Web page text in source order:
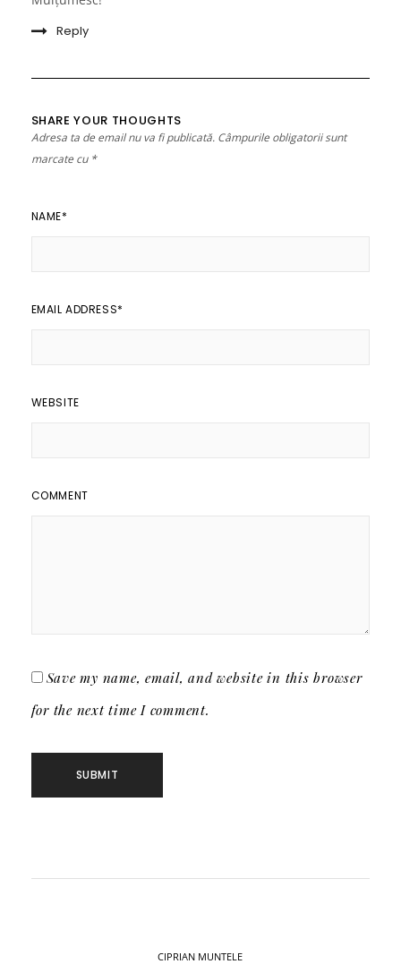
Reply
SHARE YOUR THOUGHTS
Adresa ta de email nu va fi publicată. Câmpurile obligatorii sunt
marcate cu *
NAME*
EMAIL ADDRESS*
WEBSITE
COMMENT
Save my name, email, and website in this browser
for the next time I comment.
CIPRIAN MUNTELE